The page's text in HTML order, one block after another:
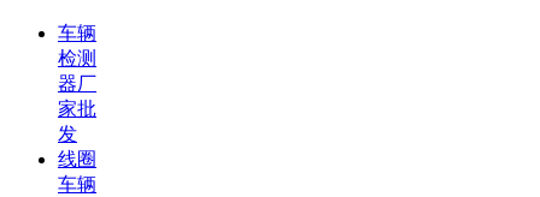
车辆
检测
器厂
家批
发
线圈
车辆